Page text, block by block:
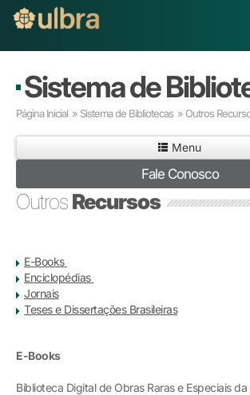
Buscar
Já sou Aluno
Matricule-se
Educação Básica
Graduação
Pesquisa
Extensão
Infraestrutura e Serviços
Sobre a ULBRA
Sistema de
Página Inicial » Sistema de Bibliotecas » Outros
Menu
Fale Conosco
OutrosRecursos
E-Books
Enciclopédias
Jornais
Teses e Dissertações Brasileiras
E-Books
Biblioteca Digital de Obras Raras e Especiais da